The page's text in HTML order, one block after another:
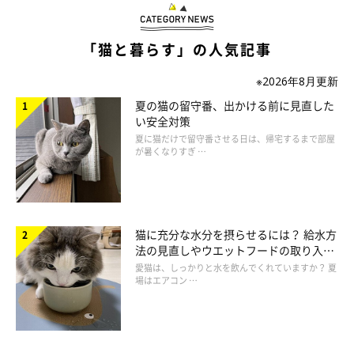
ねこのきもち投稿写真ギャラリー
ドライフードは胃の中で崩れやすく、カロリーを摂取しやすいと
いう特徴があります。一方ウエットフードは高タンパクな商品が
多く、筋肉に必要な栄養素が豊富です。どちらのタイプにもメリ
ットがあるため、ドライフードとウエットフードをバランスよく
与えるといいでしょう。
「猫と暮らす」の人気記事
※2026年8月更新
夏の猫の留守番、出かける前に見直した
い安全対策
夏に猫だけで留守番させる日は、帰宅するまで部屋
が暑くなりすぎ …
猫に充分な水分を摂らせるには？ 給水方
法の見直しやウエットフードの取り入れ
方を解説
愛猫は、しっかりと水を飲んでくれていますか？ 夏
場はエアコン …